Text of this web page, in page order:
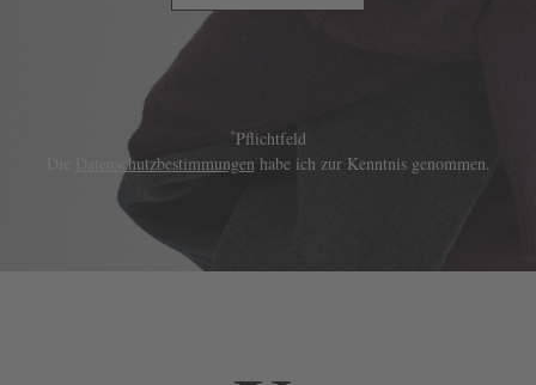
*Pflichtfeld
Datenschutzbestimmungen habe ich zur Kenntnis genommen.